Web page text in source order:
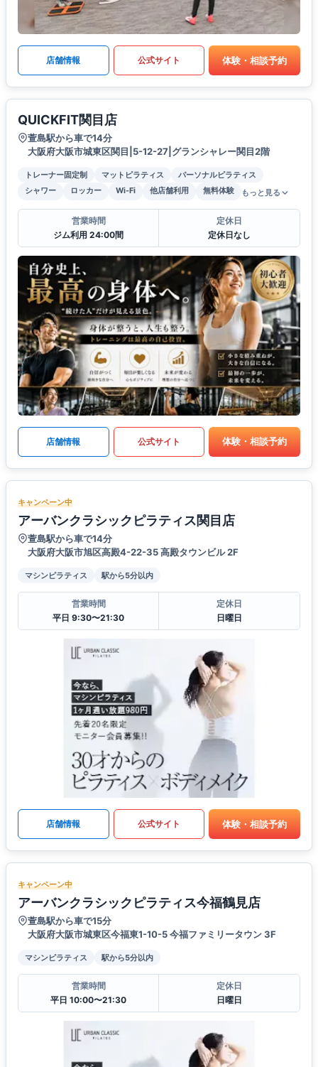
店舗情報 公式サイト 体験・相談予約
QUICKFIT関目店
萱島駅から車で14分
大阪府大阪市城東区関目|5-12-27|グランシャレー関目2階
トレーナー固定制 マットピラティス
パーソナルピラティス
シャワー
ロッカー Wi-Fi 他店舗利用 無料体験 もっと見る
営業時間
ジム利用 24:00間
定休日
定休日なし
店舗情報 公式サイト 体験・相談予約
キャンペーン中
アーバンクラシックピラティス関目店
萱島駅から車で14分
大阪府大阪市旭区高殿4-22-35 高殿タウンビル 2F
マシンピラティス 駅から5分以内
営業時間
平日 9:30〜21:30
定休日
日曜日
店舗情報 公式サイト 体験・相談予約
キャンペーン中
アーバンクラシックピラティス今福鶴見店
萱島駅から車で15分
大阪府大阪市城東区今福東1-10-5 今福ファミリータウン 3F
マシンピラティス 駅から5分以内
営業時間
平日 10:00〜21:30
定休日
日曜日